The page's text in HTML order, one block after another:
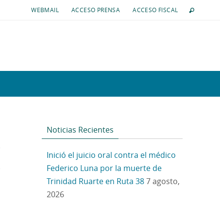
WEBMAIL ACCESO PRENSA ACCESO FISCAL
Noticias Recientes
Inició el juicio oral contra el médico
Federico Luna por la muerte de
Trinidad Ruarte en Ruta 387 agosto,
2026